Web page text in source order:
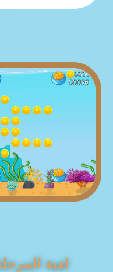
لعبة